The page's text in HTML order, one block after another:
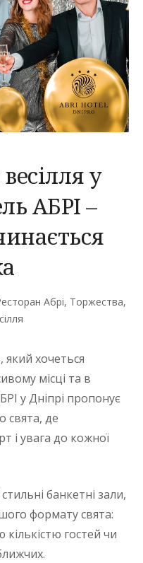
у
АБРІ –
Абрі, Торжества,
який хочеться
місці та в
у Дніпрі пропонує
свята, де
і увага до кожної
банкетні зали,
формату свята:
гостей чи